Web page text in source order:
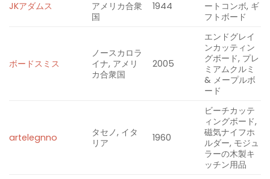
JKアダムス
アメリカ合衆
国
1944
ートコンボ, ギ
フトボード
ボードスミス
ノースカロラ
イナ, アメリ
カ合衆国
2005
エンドグレイ
ンカッティン
グボード, プレ
ミアムクルミ
& メープルボ
ード
artelegnno
タセノ, イタ
リア
1960
ビーチカッテ
ィングボード,
磁気ナイフホ
ルダー, モジュ
ラーの木製キ
ッチン用品